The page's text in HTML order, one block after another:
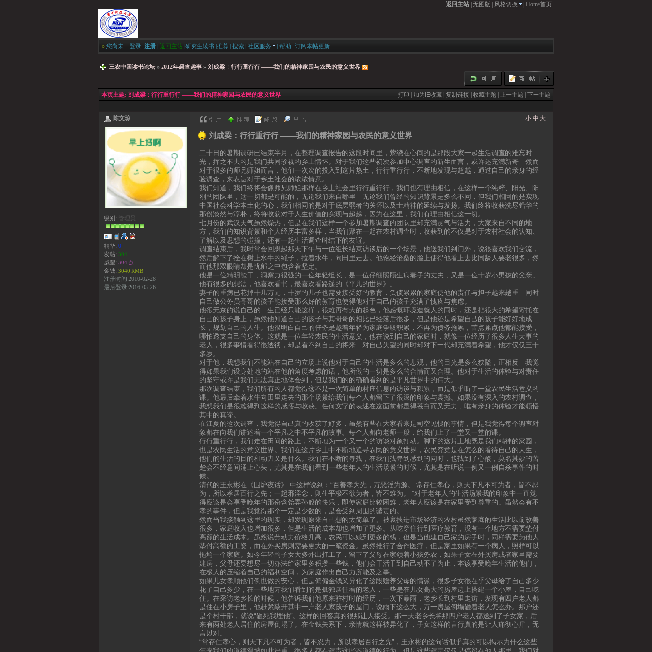
返回主站 无图版 风格切换 Home首页
» 您尚未 登录 注册 返回主站 研究生读书 推荐 搜索 社区服务 帮助 订阅本帖更新
三农中国读书论坛 » 2012年调查趣事 » 刘成梁：行行重行行 ——我们的精神家园与农民的意义世界
本页主题: 刘成梁：行行重行行 ——我们的精神家园与农民的意义世界 打印 | 加为IE收藏 |复制链接 |收藏主题 | 上一主题 |下一主题
陈文琼
级别: 管理员
精华: 0
发帖: 304
威望: 304 点
金钱: 3040 RMB
注册时间:2010-02-28
最后登录:2016-03-26
小 中 大
刘成梁：行行重行行 ——我们的精神家园与农民的意义世界
二十日的暑期调研已结束半月，在整理调查报告的这段时间里，萦绕在心间的是那段大家一起生活调查的难忘时
光，挥之不去的是我们共同珍视的乡土情怀。对于我们这些初次参加中心调查的新生而言，或许还充满新奇，然而
对于很多的师兄师姐而言，他们一次次的投入到这片热土，行行重行行，不断地发现与超越，通过自己的亲身的经
验调查，来表达对于乡土社会的浓浓情意。
我们知道，我们终将会像师兄师姐那样在乡土社会里行行重行行，我们也有理由相信，在这样一个纯粹、阳光、阳
刚的团队里，这一切都是可能的，无论我们来自哪里，无论我们曾经的知识背景是多么不同，但我们相同的是实现
中国社会科学本土化的心，我们相同的是对于底层弱者的关怀以及士精神的延续与发扬。我们终将收获洗尽铅华的
那份淡然与淳朴，终将收获对于人生价值的实现与超越，因为在这里，我们有理由相信这一切。
七月份的武汉天气虽然燥热，但是在我们这样一个参加暑期调查的团队里却充满灵气与活力，大家来自不同的地
方，我们的知识背景和个人经历丰富多样，当我们聚在一起在农村调查时，收获到的不仅是对于农村社会的认知、
了解以及思想的碰撞，还有一起生活调查时结下的友谊。
调查结束后，我时常会回想起那天下午与一位组长结束访谈后的一个场景，他送我们到门外，说很喜欢我们交流，
然后解下了拴在树上水牛的绳子，拉着水牛，向田里走去。他饱经沧桑的脸上使得他看上去比同龄人要老很多，然
而他那双眼睛却是忧郁之中包含着坚定。
他是一位精明能干，洞察力很强的一位年轻组长，是一位仔细照顾生病妻子的丈夫，又是一位十岁小男孩的父亲。
他有很多的想法，他喜欢看书，最喜欢看路遥的《平凡的世界》。
妻子的重病已花掉十几万元，十岁的儿子也需要接受好的教育，负债累累的家庭使他的责任与担子越来越重，同时
自己做公务员哥哥的孩子能接受那么好的教育也使得他对于自己的孩子充满了愧疚与焦虑。
他很无奈的说自己的一生已经只能这样，很难再有大的起色，他感慨环境造就人的同时，还是把很大的希望寄托在
自己的孩子身上，虽然他知道自己的孩子与其哥哥的相比已经落后很多，但是他还是希望自己的孩子能好好地成
长，规划自己的人生。他很明白自己的任务是趁着年轻为家庭争取积累，不再为债务拖累，苦点累点他都能接受，
哪怕透支自己的身体。这就是一位年轻农民的生活意义，他在说到自己的家庭时，就像一位经历了很多人生大事的
老人，很多事情看得很透彻，却是看不到自己的将来，对自己失望的同时却对下一代却充满着希望，他才仅仅三十
多岁。
对于他，我想我们不能站在自己的立场上说他对于自己的生活是多么的悲观，他的目光是多么狭隘，正相反，我觉
得如果我们设身处地的站在他的角度考虑的话，他所做的一切是多么的合情而又合理。他对于生活的体验与对责任
的坚守或许是我们无法真正地体会到，但是我们的的确确看到的是平凡世界中的伟大。
那次调查结束，我们所有的人都觉得这不是一次简单的村庄信息的访谈与积累，而是似乎听了一堂农民生活意义的
课。他最后牵着水牛向田里走去的那个场景给我们每个人都留下了很深的印象与震撼。如果没有深入的农村调查，
我想我们是很难得到这样的感悟与收获。任何文字的表述在这面前都显得苍白而又无力，唯有亲身的体验才能领悟
其中的真谛。
在江夏的这次调查，我觉得自己真的收获了好多，虽然有些在大家看来是司空见惯的事情，但是我觉得每个调查对
象都在向我们讲述着一个平凡之中不平凡的故事。每个人都向老师一般，给我们上了一堂又一堂的课。
行行重行行，我们走在田间的路上，不断地为一个又一个的访谈对象打动。脚下的这片土地既是我们精神的家园，
也是农民生活的意义世界。我们在这片乡土中不断地追寻农民的意义世界，农民究竟是在怎么的看待自己的人生，
他们的生活的目的和动力又是什么。我们在不断的寻找，在我们找寻到感到的同时，也找到了心酸，莫名其妙的苦
楚会不经意间涌上心头，尤其是在我们看到一些老年人的生活场景的时候，尤其是在听说一例又一例自杀事件的时
候。
清代的王永彬在《围炉夜话》 中这样说到：“百善孝为先，万恶淫为源。 常存仁孝心，则天下凡不可为者，皆不忍
为，所以孝居百行之先；一起邪淫念，则生平极不欲为者，皆不难为。 ”对于老年人的生活场景我的印象中一直觉
得应该是会享受晚年的那份含饴弄孙般的快乐，即使家庭比较困难，老年人应该是在家里受到尊重的。虽然会有不
孝的事件，但是我觉得那个一定是少数的，是会受到周围的谴责的。
然而当我接触到这里的现实，却发现原来自己想的太简单了。被裹挟进市场经济的农村虽然家庭的生活比以前改善
很多，家庭收入也增加很多，但是生活的成本却也增加了更多。从吃穿住行到医疗教育，没有一个地方不需要垫付
高额的生活成本。虽然说劳动力价格升高，农民可以赚到更多的钱，但是当他建自己家的房子时，同样需要为他人
垫付高额的工资，而在外买房则需要更大的一笔资金。虽然推行了合作医疗，但是家里如果有一个病人，照样可以
拖垮一个家庭。如今年轻的子女大多外出打工了，留下了父母在家领着小孩务农，如果子女在外买房或者家里需要
建房，父母还要想尽一切办法给家里多积攒一些钱，他们会干活干到自己动不了为止，本该享受晚年生活的他们，
在极大的压缩着自己的福利空间，为家庭作出自己力所能及之事。
如果儿女孝顺他们倒也做的安心，但是偏偏金钱又异化了这段赡养父母的情缘，很多子女很在乎父母给了自己多少
花了自己多少，在一些地方我们看到的是孤独居住着的老人，一些是在儿女高大的房屋边上搭建一个小屋，自己吃
住。在采访老乡长的时候，他告诉我们他原来驻村时的经历，一次下暴雨，老乡长到村里走访，发现有四户老人都
是住在小房子里，他赶紧敲开其中一户老人家孩子的屋门，说雨下这么大，万一房屋倒塌砸着老人怎么办。那户还
是个村干部，就说“砸死我埋他”。这样的回答真的很那让人接受。那一天老乡长将那四户老人都送到了子女家，后
来有两处老人居住的房屋倒塌了。在金钱关系下，亲情就这样被异化了，子女这样的言行真的是让人痛彻心扉，无
言以对。
“常存仁孝心，则天下凡不可为者，皆不忍为，所以孝居百行之先”，王永彬的这句话似乎真的可以揭示为什么这些
年来我们的道德滑坡如此严重，很多人都在谴责这些不道德的行为，但是这些谴责仅仅是停留在他人那里，我们对